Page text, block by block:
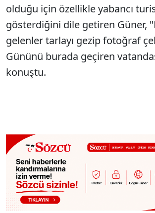
olduğu için özellikle yabancı
gösterdiğini dile getiren Güner,
gelenler tarlayı gezip fotoğraf
Gününü burada geçiren
konuştu.